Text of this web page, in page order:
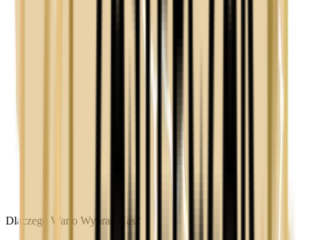
Dlaczego Warto Wybrać Nas?